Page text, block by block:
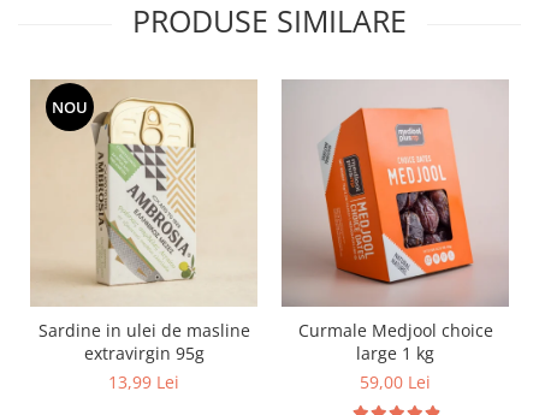
PRODUSE SIMILARE
NOU
Sardine in ulei de masline
extravirgin 95g
13,99 Lei
Curmale Medjool choice
large 1 kg
59,00 Lei